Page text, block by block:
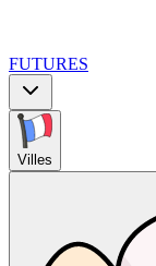
FUTURES
Villes